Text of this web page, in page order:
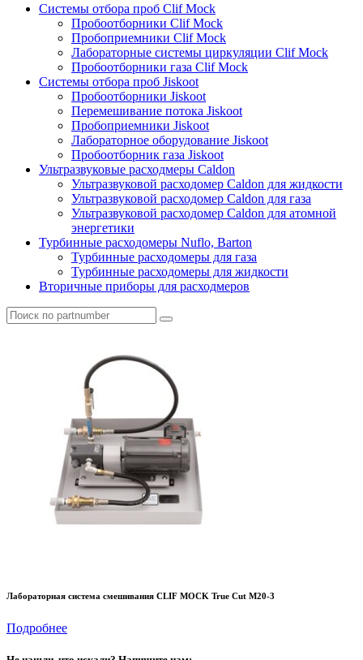
Системы отбора проб Clif Mock
Пробоотборники Clif Mock
Пробоприемники Clif Mock
Лабораторные системы циркуляции Clif Mock
Пробоотборники газа Clif Mock
Системы отбора проб Jiskoot
Пробоотборники Jiskoot
Перемешивание потока Jiskoot
Пробоприемники Jiskoot
Лабораторное оборудование Jiskoot
Пробоотборник газа Jiskoot
Ультразвуковые расходмеры Caldon
Ультразвуковой расходомер Caldon для жидкости
Ультразвуковой расходомер Caldon для газа
Ультразвуковой расходомер Caldon для атомной
энергетики
Турбинные расходомеры Nuflo, Barton
Турбинные расходомеры для газа
Турбинные расходомеры для жидкости
Вторичные приборы для расходмеров
Лабораторная система смешивания CLIF MOCK True Cut M20-3
Подробнее